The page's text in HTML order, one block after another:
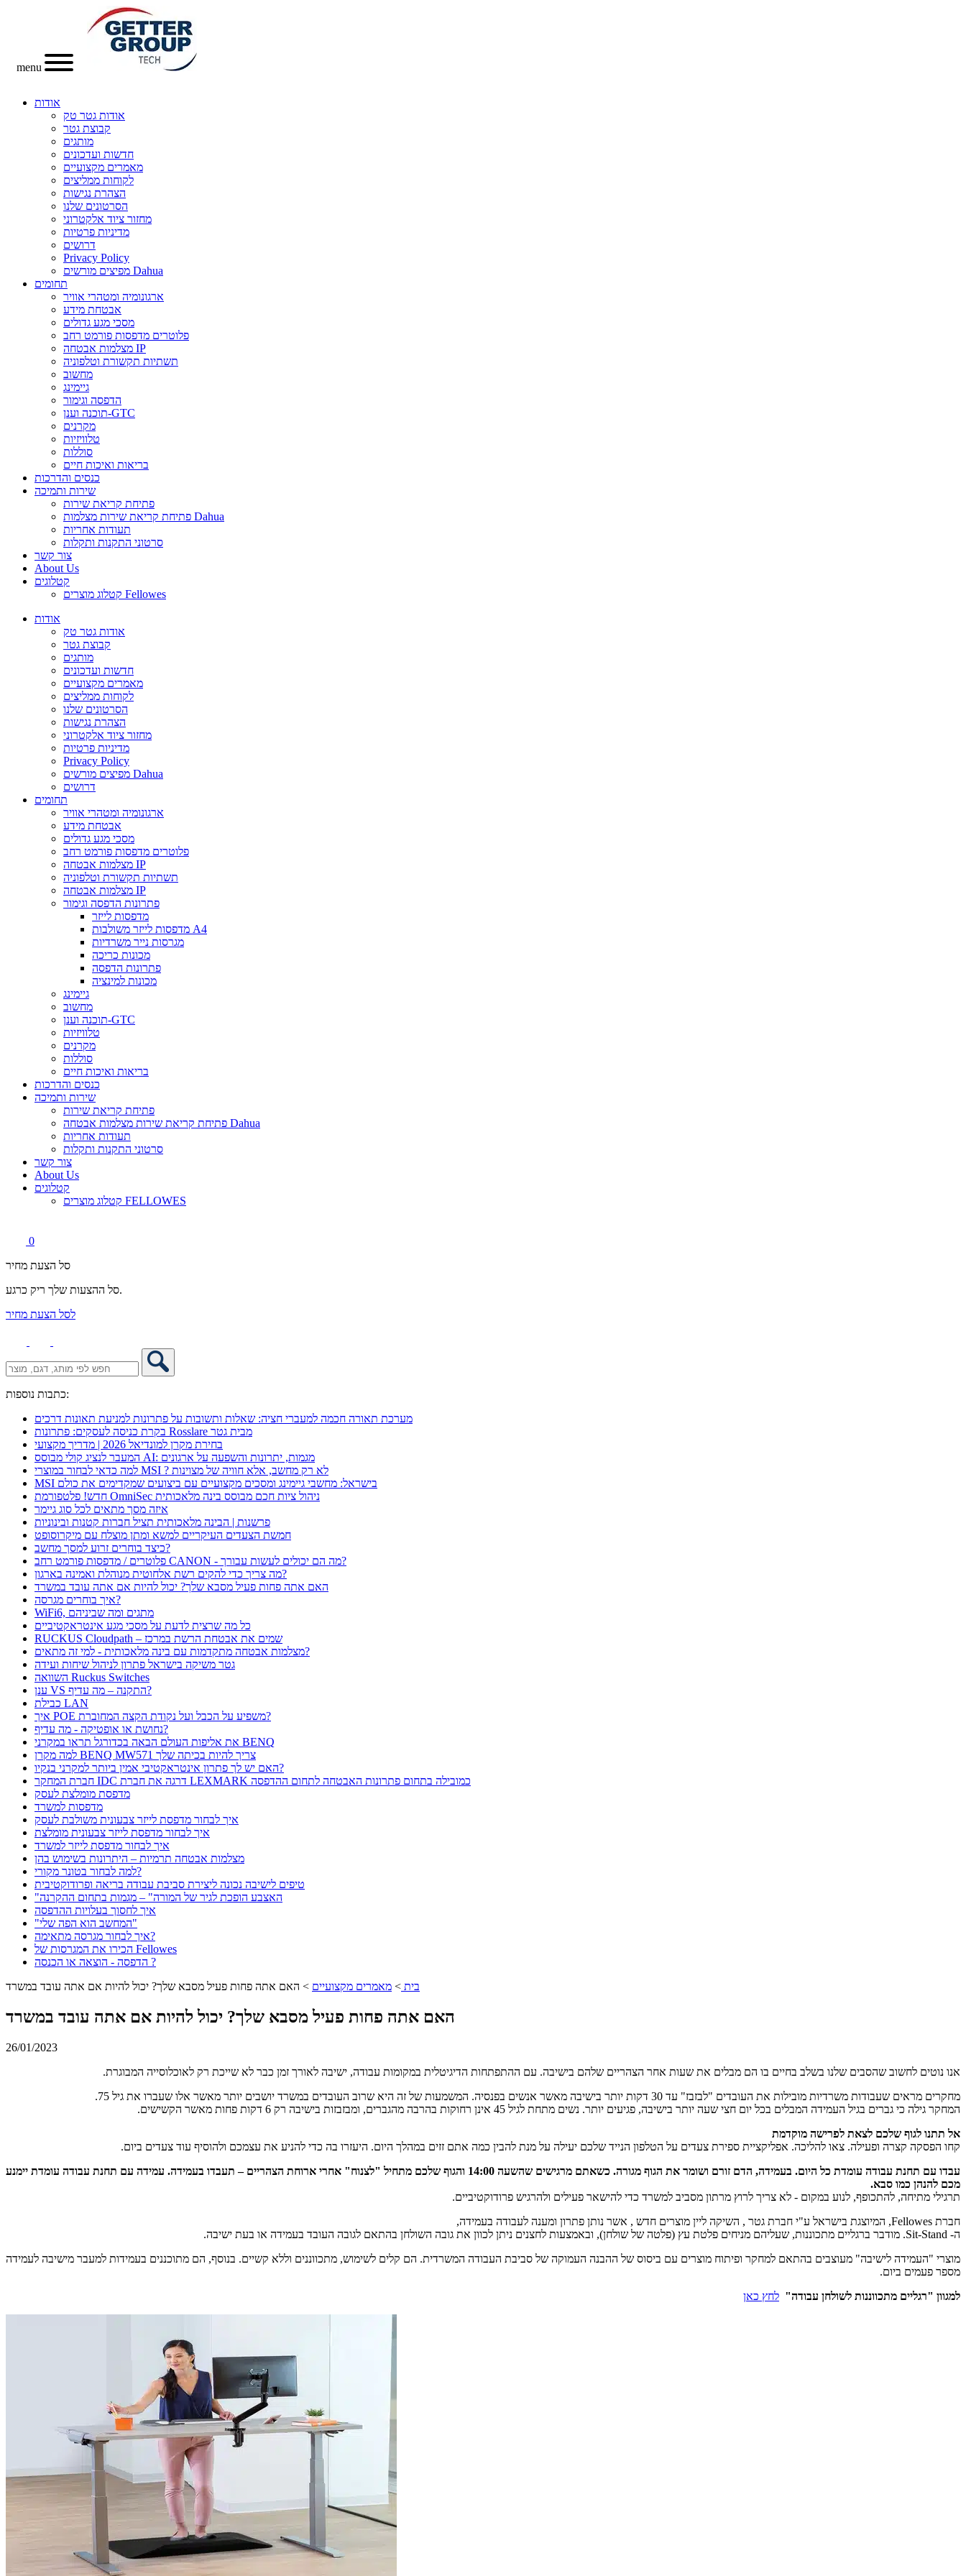
menu
אודות
אודות גטר טק
קבוצת גטר
מותגים
חדשות ועדכונים
מאמרים מקצועיים
לקוחות ממליצים
הצהרת נגישות
הסרטונים שלנו
מחזור ציוד אלקטרוני
מדיניות פרטיות
דרושים
Privacy Policy
מפיצים מורשים Dahua
תחומים
ארגונומיה ומטהרי אוויר
אבטחת מידע
מסכי מגע גדולים
פלוטרים מדפסות פורמט רחב
מצלמות אבטחה IP
תשתיות תקשורת וטלפוניה
מחשוב
גיימינג
הדפסה וגימור
תוכנה וענן-GTC
מקרנים
טלוויזיות
סוללות
בריאות ואיכות חיים
כנסים והדרכות
שירות ותמיכה
פתיחת קריאת שירות
פתיחת קריאת שירות מצלמות Dahua
תעודות אחריות
סרטוני התקנות ותקלות
צור קשר
About Us
קטלוגים
קטלוג מוצרים Fellowes
אודות
אודות גטר טק
קבוצת גטר
מותגים
חדשות ועדכונים
מאמרים מקצועיים
לקוחות ממליצים
הסרטונים שלנו
הצהרת נגישות
מחזור ציוד אלקטרוני
מדיניות פרטיות
Privacy Policy
מפיצים מורשים Dahua
דרושים
תחומים
ארגונומיה ומטהרי אוויר
אבטחת מידע
מסכי מגע גדולים
פלוטרים מדפסות פורמט רחב
מצלמות אבטחה IP
תשתיות תקשורת וטלפוניה
מצלמות אבטחה IP
פתרונות הדפסה וגימור
מדפסות לייזר
מדפסות לייזר משולבות A4
מגרסות נייר משרדיות
מכונות כריכה
פתרונות הדפסה
מכונות למינציה
גיימינג
מחשוב
תוכנה וענן-GTC
טלוויזיות
מקרנים
סוללות
בריאות ואיכות חיים
כנסים והדרכות
שירות ותמיכה
פתיחת קריאת שירות
פתיחת קריאת שירות מצלמות אבטחה Dahua
תעודות אחריות
סרטוני התקנות ותקלות
צור קשר
About Us
קטלוגים
קטלוג מוצרים FELLOWES
0
סל הצעת מחיר
סל ההצעות שלך ריק כרגע.
לסל הצעת מחיר
כתבות נוספות:
מערכת תאורה חכמה למעברי חציה: שאלות ותשובות על פתרונות למניעת תאונות דרכים
בקרת כניסה לעסקים: פתרונות Rosslare מבית גטר
בחירת מקרן למונדיאל 2026 | מדריך מקצועי
המעבר לנציג קולי מבוסס AI: מגמות, יתרונות והשפעה על ארגונים
למה כדאי לבחור במוצרי MSI ? לא רק מחשב, אלא חוויה של מצוינות
MSI בישראל: מחשבי גיימינג ומסכים מקצועיים עם ביצועים שמקדימים את כולם
חדש! פלטפורמת OmniSec ניהול ציות חכם מבוסס בינה מלאכותית
איזה מסך מתאים לכל סוג גיימר
פרשנות | הבינה מלאכותית תציל חברות קטנות ובינוניות
חמשת הצעדים העיקריים למשא ומתן מוצלח עם מיקרוסופט
כיצד בוחרים זרוע למסך מחשב?
פלוטרים / מדפסות פורמט רחב CANON - מה הם יכולים לעשות עבורך?
מה צריך כדי להקים רשת אלחוטית מנוהלת ואמינה בארגון?
האם אתה פחות פעיל מסבא שלך? יכול להיות אם אתה עובד במשרד
איך בוחרים מגרסה?
WiFi6, מתגים ומה שביניהם
כל מה שרצית לדעת על מסכי מגע אינטראקטיביים
RUCKUS Cloudpath – שמים את אבטחת הרשת במרכז
מצלמות אבטחה מתקדמות עם בינה מלאכותית - למי זה מתאים?
גטר משיקה בישראל פתרון לניהול שיחות ועידה
השוואה Ruckus Switches
ענן VS התקנה – מה עדיף?
כבילת LAN
איך POE משפיע על הכבל ועל נקודת הקצה המחוברת?
נחושת או אופטיקה - מה עדיף?
את אליפות העולם הבאה בכדורגל תראו במקרני BENQ
למה מקרן BENQ MW571 צריך להיות בכיתה שלך
האם יש לך פתרון אינטראקטיבי אמין ביותר למקרני בנקיו?
חברת המחקר IDC דרגה את חברת LEXMARK כמובילה בתחום פתרונות האבטחה לתחום ההדפסה
מדפסת מומלצת לעסק
מדפסות למשרד
איך לבחור מדפסת לייזר צבעונית משולבת לעסק
איך לבחור מדפסת לייזר צבעונית מומלצת
איך לבחור מדפסת לייזר למשרד
מצלמות אבטחה תרמיות – היתרונות בשימוש בהן
למה לבחור בטונר מקורי?
טיפים לישיבה נכונה ליצירת סביבת עבודה בריאה ופרודוקטיבית
"האצבע הופכת לגיר של המורה" – מגמות בתחום ההקרנה
איך לחסוך בעלויות ההדפסה
"המחשב הוא הפה שלי"
איך לבחור מגרסה מתאימה?
הכירו את המגרסות של Fellowes
הדפסה - הוצאה או הכנסה ?
בית > מאמרים מקצועיים > האם אתה פחות פעיל מסבא שלך? יכול להיות אם אתה עובד במשרד
האם אתה פחות פעיל מסבא שלך? יכול להיות אם אתה עובד במשרד
26/01/2023
אנו נוטים לחשוב שהסבים שלנו בשלב בחיים בו הם מבלים את שעות אחר הצהריים שלהם בישיבה. עם ההתפתחות הדיגיטלית במקומות עבודה, ישיבה לאורך זמן כבר לא שייכת רק לאוכלוסייה המבוגרת.
מחקרים מראים שעבודות משרדיות מובילות את העובדים "לבזבז" עד 30 דקות יותר בישיבה מאשר אנשים בפנסיה. המשמעות של זה היא שרוב העובדים במשרד יושבים יותר מאשר אלו שעברו את גיל 75.
המחקר גילה כי גברים בגיל העמידה המבלים בכל יום חצי שעה יותר בישיבה, פגיעים יותר. נשים מתחת לגיל 45 אינן רחוקות בהרבה מהגברים, ומבזבזות בישיבה רק 6 דקות פחות מאשר הקשישים.
אל תתנו לגוף שלכם לצאת לפרישה מוקדמת
קחו הפסקה קצרה ופעילה. צאו להליכה. אפליקציית ספירת צעדים על הטלפון הנייד שלכם יעילה על מנת להבין כמה אתם זזים במהלך היום. היעזרו בה כדי להניע את עצמכם ולהוסיף עוד צעדים ביום.
עבדו עם תחנת עבודה עומדת כל היום. בעמידה, הדם זורם ושומר את הגוף מגורה. כשאתם מרגישים שהשעה 14:00 והגוף שלכם מתחיל "לצנוח" אחרי ארוחת הצהריים – תעבדו בעמידה. עמידה עם תחנת עבודה עומדת יימנע
מכם להנהן כמו סבא.
תרגילי מתיחה, להתכופף, לנוע במקום - לא צריך לרוץ מרתון מסביב למשרד כדי להישאר פעילים ולהרגיש פרודוקטיביים.
חברת Fellowes, המיוצגת בישראל ע"י חברת גטר , השיקה ליין מוצרים חדש , אשר נותן פתרון ומענה לעבודה בעמידה,
ה- Sit-Stand. מודבר ברגליים מתכוננות, שעליהם מניחים פלטת עץ (פלטה של שולחן), ובאמצעות לחצנים ניתן לכוון את גובה השולחן בהתאם לגובה העובד בעמידה או בעת ישיבה.
מוצרי "העמידה לישיבה" מעוצבים בהתאם למחקר ופיתוח מוצרים עם ביסוס של ההבנה העמוקה של סביבת העבודה המשרדית. הם קלים לשימוש, מתכווננים וללא קשיים. בנוסף, הם מתוכננים בעמידות למעבר מישיבה לעמידה
מספר פעמים ביום.
למגוון "רגליים מתכווננות לשולחן עבודה" לחץ כאן